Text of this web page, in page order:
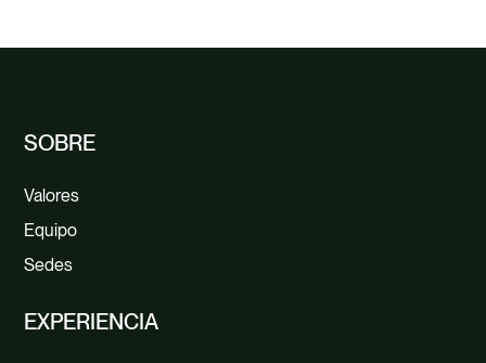
SOBRE
Valores
Equipo
Sedes
EXPERIENCIA